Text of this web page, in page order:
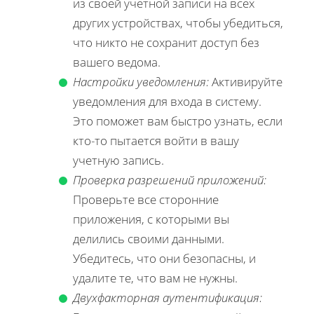
других устройствах, чтобы убедиться,
что никто не сохранит доступ без
вашего ведома.
Настройки уведомления:Активируйте
уведомления для входа в систему.
Это поможет вам быстро узнать, если
кто-то пытается войти в вашу
учетную запись.
Проверка разрешений приложений:
Проверьте все сторонние
приложения, с которыми вы
делились своими данными.
Убедитесь, что они безопасны, и
удалите те, что вам не нужны.
Двухфакторная аутентификация: